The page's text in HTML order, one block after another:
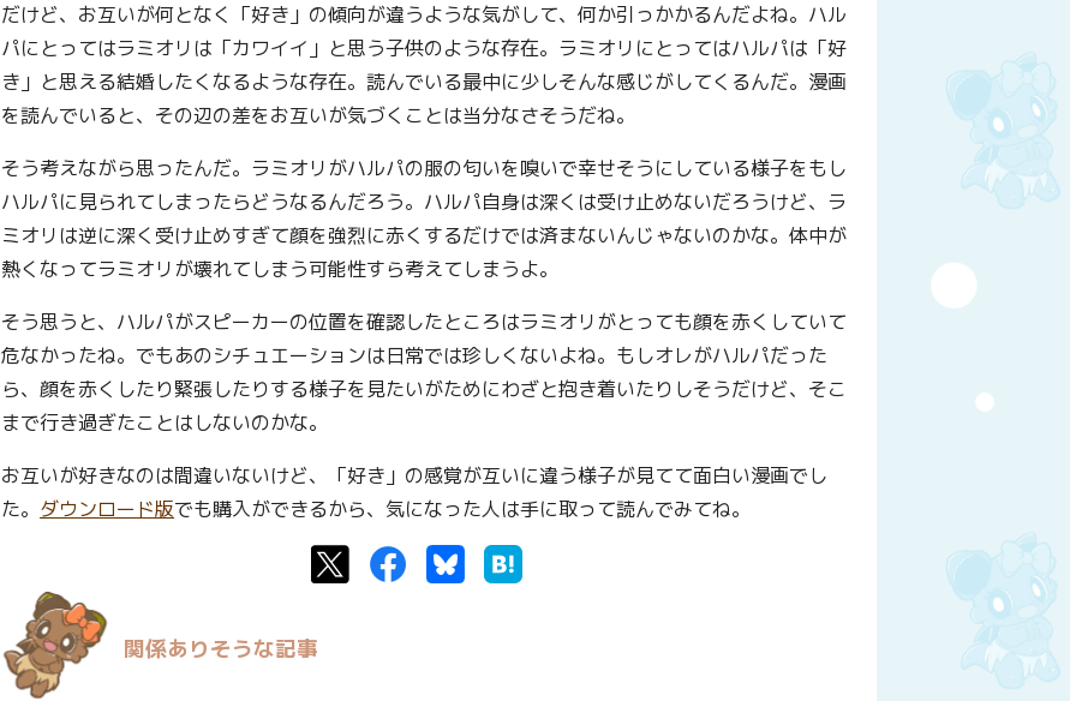
だけど、お互いが何となく「好き」の傾向が違うような気がして、何か引っかかるんだよね。ハル
パにとってはラミオリは「カワイイ」と思う子供のような存在。ラミオリにとってはハルパは「好
き」と思える結婚したくなるような存在。読んでいる最中に少しそんな感じがしてくるんだ。漫画
を読んでいると、その辺の差をお互いが気づくことは当分なさそうだね。
そう考えながら思ったんだ。ラミオリがハルパの服の匂いを嗅いで幸せそうにしている様子をもし
ハルパに見られてしまったらどうなるんだろう。ハルパ自身は深くは受け止めないだろうけど、ラ
ミオリは逆に深く受け止めすぎて顔を強烈に赤くするだけでは済まないんじゃないのかな。体中が
熱くなってラミオリが壊れてしまう可能性すら考えてしまうよ。
そう思うと、ハルパがスピーカーの位置を確認したところはラミオリがとっても顔を赤くしていて
危なかったね。でもあのシチュエーションは日常では珍しくないよね。もしオレがハルパだった
ら、顔を赤くしたり緊張したりする様子を見たいがためにわざと抱き着いたりしそうだけど、そこ
まで行き過ぎたことはしないのかな。
お互いが好きなのは間違いないけど、「好き」の感覚が互いに違う様子が見てて面白い漫画でし
た。 ダウンロード版でも購入ができるから、気になった人は手に取って読んでみてね。
TwitterFacebookBluesky
関係ありそうな記事